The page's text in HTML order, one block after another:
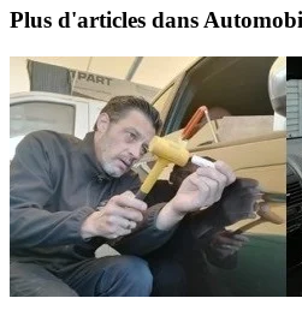
Plus d'articles dans